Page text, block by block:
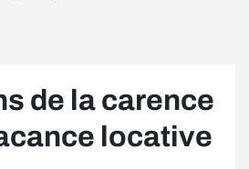
de la carence
locative